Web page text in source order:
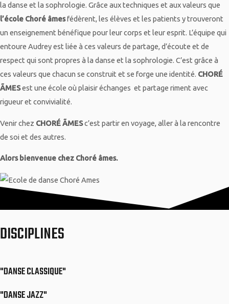
la danse et la sophrologie. Grâce aux techniques et aux valeurs que
l’école Choré âmesfédèrent, les élèves et les patients y trouveront
un enseignement bénéfique pour leur corps et leur esprit. L’équipe qui
entoure Audrey est liée à ces valeurs de partage, d’écoute et de
respect qui sont propres à la danse et la sophrologie. C’est grâce à
ces valeurs que chacun se construit et se forge une identité. CHORÉ
ÃMESest une école où plaisir échanges et partage riment avec
rigueur et convivialité.
Venir chez CHORÉ ÃMESc’est partir en voyage, aller à la rencontre
de soi et des autres.
Alors bienvenue chez Choré âmes.
DISCIPLINES
"DANSE CLASSIQUE"
"DANSE JAZZ"